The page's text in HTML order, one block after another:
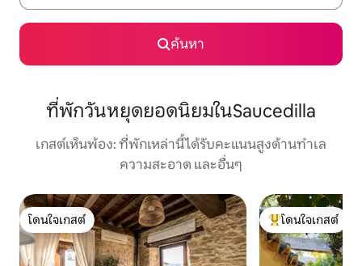
ค้นหา
ที่พักวันหยุดยอดนิยมในSaucedilla
เกสต์เห็นพ้อง: ที่พักเหล่านี้ได้รับคะแนนสูงด้านทำเล
ความสะอาด และอื่นๆ
โดนใจเกสต์
โดนใจเกสต์
โดนใจเกสต์ที่สุด
โดนใจเกสต์